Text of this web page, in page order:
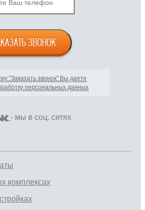
ЗВОНОК
"Заказать звонок" Вы даете
персональных данных
- мы в соц. сетях
комплексах